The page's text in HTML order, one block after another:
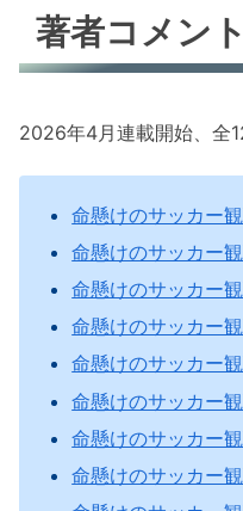
著者コメント
2026年4月連載開始、全
命懸けのサッカー観
命懸けのサッカー
命懸けのサッカー
命懸けのサッカー
命懸けのサッカー
命懸けのサッカー
命懸けのサッカー
命懸けのサッカー